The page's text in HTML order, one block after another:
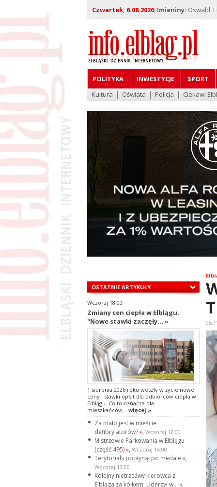
Czwartek, 6.08.2026, Imieniny: Oswald,
POLITYKA INWESTYCJE
SPORT
Kultura
Oświata Policja Ciekawi
OSTATNIE ARTYKUŁY
Wczoraj 18:00
Zmiany cen ciepła w Elblągu.
"Nowe stawki zaczęły... »
1 sierpnia 2026 roku weszły w życie nowe
ceny i stawki opłat dla odbiorców ciepła w
Elblągu. Co to oznacza dla
mieszkańców... więcej »
Za mało jest w mieście
defibrylatorów?», Wczoraj 16:00
Mistrzowie Parkowania w Elblągu
(część 495)», Wczoraj 14:00
Terytorials popłynął po medale »,
Wczoraj 13:00
Kolejny nietrzeźwy kierowca z
Elbląga za kółkem. Uderzył w... »,